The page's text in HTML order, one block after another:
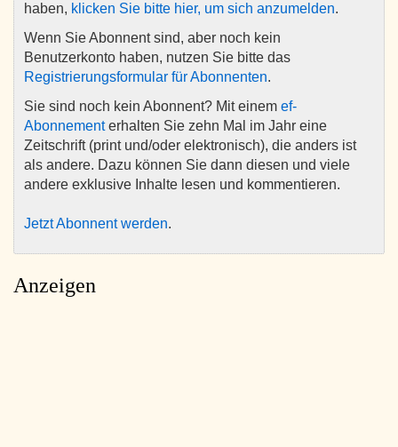
haben, klicken Sie bitte hier, um sich anzumelden.
Wenn Sie Abonnent sind, aber noch kein
Benutzerkonto haben, nutzen Sie bitte das
Registrierungsformular für Abonnenten.
Sie sind noch kein Abonnent? Mit einem ef-
Abonnementerhalten Sie zehn Mal im Jahr eine
Zeitschrift (print und/oder elektronisch), die anders ist
als andere. Dazu können Sie dann diesen und viele
andere exklusive Inhalte lesen und kommentieren.
Jetzt Abonnent werden.
Anzeigen